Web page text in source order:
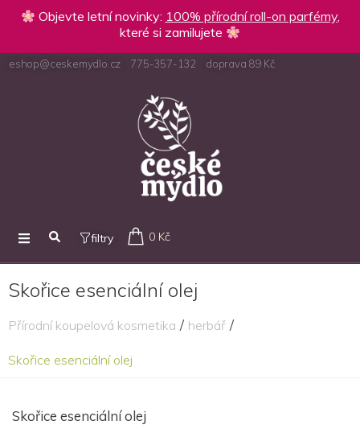
Objevte letní novinky: 100% přírodní roll-on parfémy,
které si zamilujete
eshop@ceskemydlo.cz 775-357-132 doprava 89 Kč
filtry 0 Kč
Skořice esenciální olej
Přírodní koupelová kosmetika / herbář /
Skořice esenciální olej
Skořice esenciální olej